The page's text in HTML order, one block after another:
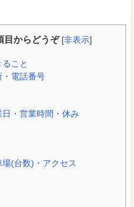
目からどうぞ [非表示]
こと
・電話番号
・営業時間・休み
(台数)・アクセス